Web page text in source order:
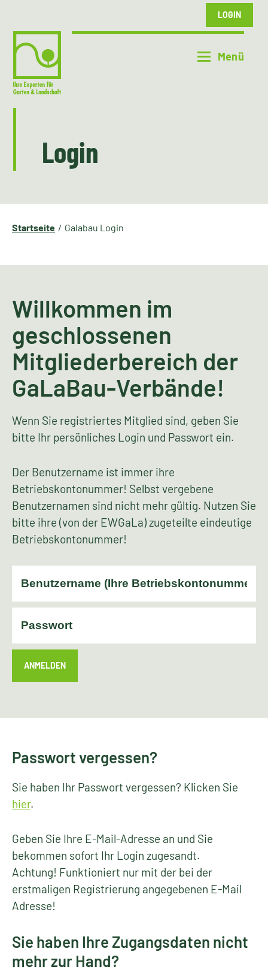
LOGIN
Login
Startseite Galabau Login
Willkommen im
geschlossenen
Mitgliederbereich der
GaLaBau-Verbände!
Wenn Sie registriertes Mitglied sind, geben Sie
bitte Ihr persönliches Login und Passwort ein.
Der Benutzername ist immer ihre
Betriebskontonummer! Selbst vergebene
Benutzernamen sind nicht mehr gültig. Nutzen Sie
bitte ihre (von der EWGaLa) zugeteilte eindeutige
Betriebskontonummer!
ANMELDEN
Passwort vergessen?
Sie haben Ihr Passwort vergessen? Klicken Sie
hier.
Geben Sie Ihre E-Mail-Adresse an und Sie
bekommen sofort Ihr Login zugesandt.
Achtung! Funktioniert nur mit der bei der
erstmaligen Registrierung angegebenen E-Mail
Adresse!
Sie haben Ihre Zugangsdaten nicht
mehr zur Hand?